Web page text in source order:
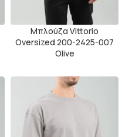
Μπλούζα Vittorio
Oversized 200-2425-007
Olive